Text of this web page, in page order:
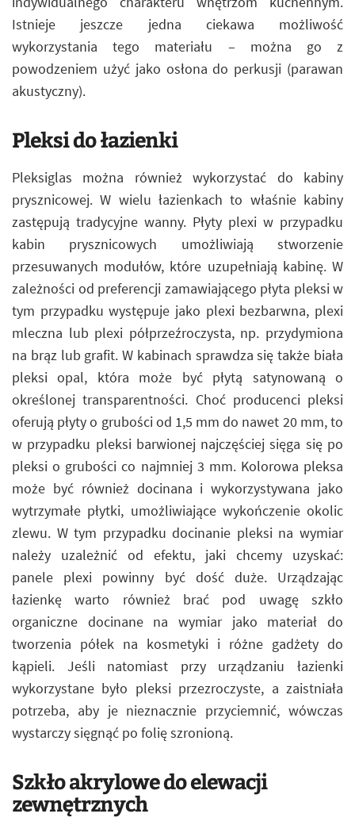
Istnieje jeszcze jedna ciekawa możliwość
wykorzystania tego materiału – można go z
powodzeniem użyć jako osłona do perkusji (parawan
akustyczny).
Pleksi do łazienki
Pleksiglas można również wykorzystać do kabiny
prysznicowej. W wielu łazienkach to właśnie kabiny
zastępują tradycyjne wanny. Płyty plexi w przypadku
kabin prysznicowych umożliwiają stworzenie
przesuwanych modułów, które uzupełniają kabinę. W
zależności od preferencji zamawiającego płyta pleksi w
tym przypadku występuje jako plexi bezbarwna, plexi
mleczna lub plexi półprzeźroczysta, np. przydymiona
na brąz lub grafit. W kabinach sprawdza się także biała
pleksi opal, która może być płytą satynowaną o
określonej transparentności. Choć producenci pleksi
oferują płyty o grubości od 1,5 mm do nawet 20 mm, to
w przypadku pleksi barwionej najczęściej sięga się po
pleksi o grubości co najmniej 3 mm. Kolorowa pleksa
może być również docinana i wykorzystywana jako
wytrzymałe płytki, umożliwiające wykończenie okolic
zlewu. W tym przypadku docinanie pleksi na wymiar
należy uzależnić od efektu, jaki chcemy uzyskać:
panele plexi powinny być dość duże. Urządzając
łazienkę warto również brać pod uwagę szkło
organiczne docinane na wymiar jako materiał do
tworzenia półek na kosmetyki i różne gadżety do
kąpieli. Jeśli natomiast przy urządzaniu łazienki
wykorzystane było pleksi przezroczyste, a zaistniała
potrzeba, aby je nieznacznie przyciemnić, wówczas
wystarczy sięgnąć po folię szronioną.
Szkło akrylowe do elewacji
zewnętrznych